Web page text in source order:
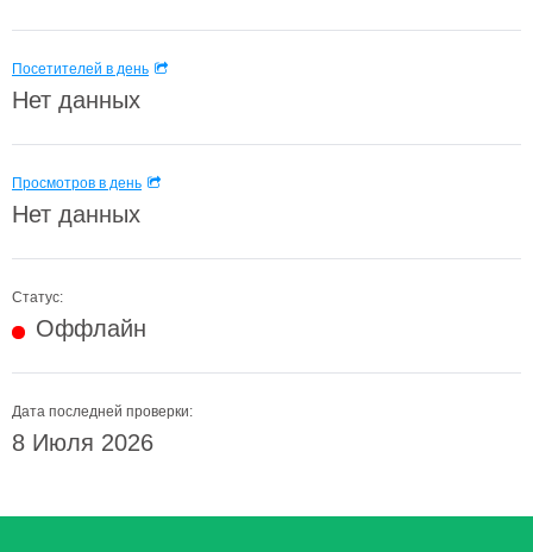
Посетителей в день
Нет данных
Просмотров в день
Нет данных
Статус:
Оффлайн
Дата последней проверки:
8 Июля 2026